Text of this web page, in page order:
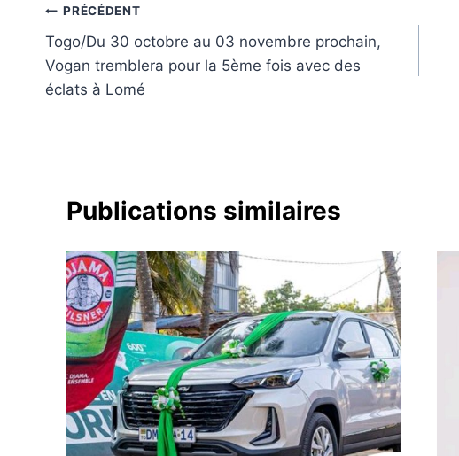
Navigation
de
l’article
PRÉCÉDENT
Togo/Du 30 octobre au 03 novembre prochain,
Vogan tremblera pour la 5ème fois avec des
éclats à Lomé
Publications similaires